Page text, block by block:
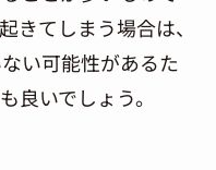
きてしまう場合は、
い可能性があるた
良いでしょう。